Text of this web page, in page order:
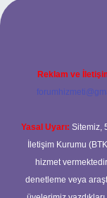
casino
Reklam ve
Yasal Uyarı: Sitemiz,
İletişim Kurumu
hizmet
denetleme veya